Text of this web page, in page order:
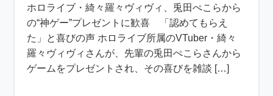
ホロライブ・綺々羅々ヴィヴィ、兎田ぺこらから
の“神ゲー”プレゼントに歓喜 「認めてもらえ
た」と喜びの声 ホロライブ所属のVTuber・綺々
羅々ヴィヴィさんが、先輩の兎田ぺこらさんから
ゲームをプレゼントされ、その喜びを雑談 […]